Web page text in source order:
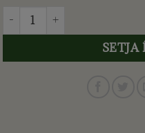
LENE BJERRE - VALINA
SETJA